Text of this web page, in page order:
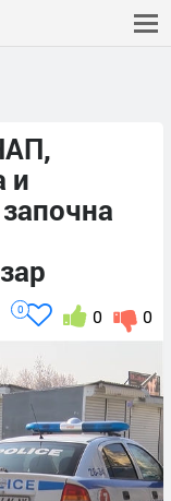
и
0
0
0